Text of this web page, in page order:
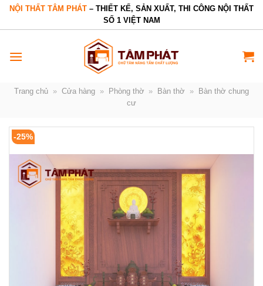
Bỏ
dung
NỘI THẤT TÂM PHÁT – THIẾT KẾ, SẢN XUẤT, THI CÔNG NỘI THẤT
SỐ 1 VIỆT NAM
Trang chủ » Cửa hàng » Phòng thờ » Bàn thờ »
Bàn thờ chung
cư
-25%